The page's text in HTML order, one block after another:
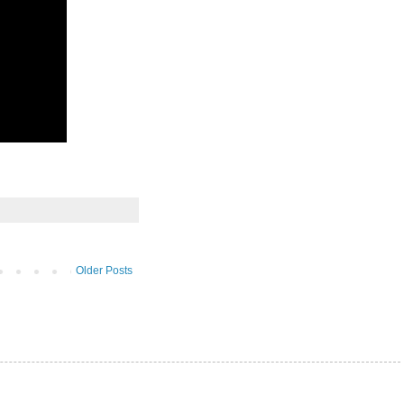
Older Posts